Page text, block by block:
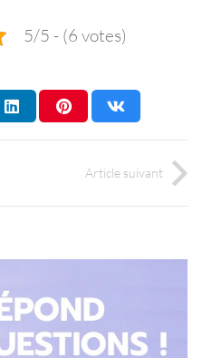
5/5 - (6 votes)
Article suivant